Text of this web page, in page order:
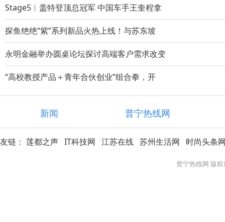
Stage5︱盖特登顶总冠军 中国车手王奎程拿
探鱼绝绝“紫”系列新品火热上线！与苏东坡
永明金融举办圆桌论坛探讨高端客户需求改变
“高校教授产品＋青年合伙创业”组合拳，开
新闻 普宁热线网
友链： 莲都之声 IT科技网 江苏在线 苏州生活网 时尚头条
普宁热线网 版